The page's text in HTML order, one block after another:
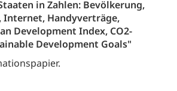
in Zahlen: Bevölkerung,
Handyverträge,
Development Index, CO2-
Development Goals"